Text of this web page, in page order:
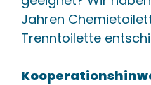
Jahren
Trenntoilette